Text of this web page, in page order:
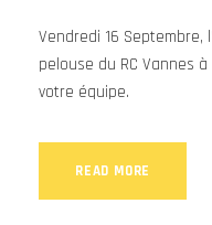
Vendredi 16 Septembre,
pelouse du RC Vannes
votre équipe.
READ MORE